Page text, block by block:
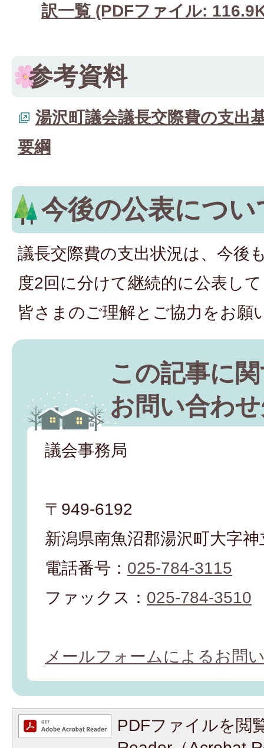
訳一覧 (PDFファイル:
参考資料
湯沢町議会議長交際費の支出
要綱
今後の公表につい
議長交際費の支出状況は、今後
度2回に分けて継続的に公表し
皆さまのご理解とご協力をお願
この記事に
お問い合わ
議会事務局
〒949-6192
新潟県南魚沼郡湯沢町大字
電話番号： 025-784-3115
ファックス： 025-784-3510
メールフォームによるお問
PDFファイルを閲